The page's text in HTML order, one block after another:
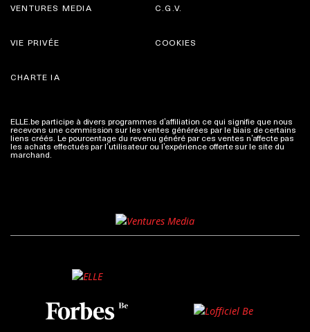
VENTURES MEDIA C.G.V.
VIE PRIVÉE
CHARTE IA
COOKIES
ELLE.be participe à divers programmes d’affiliation ce qui signifie que nous
recevons une commission sur les ventes générées par le biais de certains
liens créés. Le pourcentage du revenu généré par ces ventes n’affecte pas
les achats effectués par l’utilisateur ou l’expérience offerte sur le site du
marchand. Plus d'infos